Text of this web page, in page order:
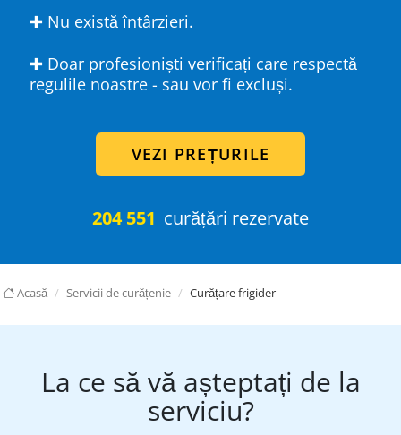
✚ Nu există întârzieri.
✚ Doar profesioniști verificați care respectă
regulile noastre - sau vor fi excluși.
VEZI PREȚURILE
204 551 curățări rezervate
Acasă Servicii de curățenie Curățare frigider
La ce să vă așteptați de la
serviciu?